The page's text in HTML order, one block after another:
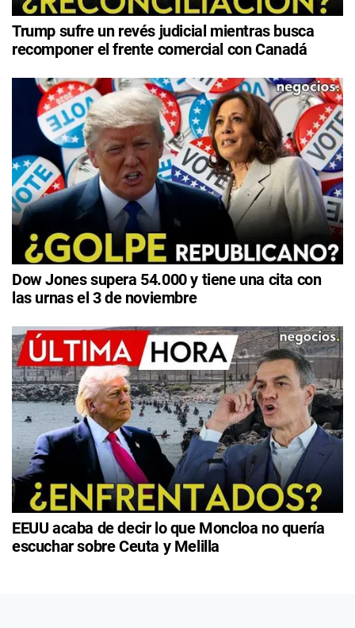
Trump sufre un revés judicial mientras busca
recomponer el frente comercial con Canadá
Dow Jones supera 54.000 y tiene una cita con
las urnas el 3 de noviembre
EEUU acaba de decir lo que Moncloa no quería
escuchar sobre Ceuta y Melilla